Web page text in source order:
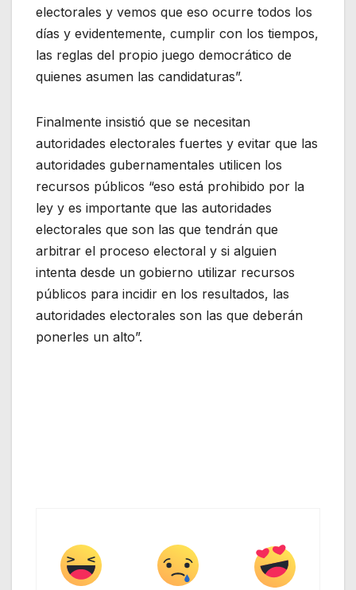
electorales y vemos que eso ocurre todos los
días y evidentemente, cumplir con los tiempos,
las reglas del propio juego democrático de
quienes asumen las candidaturas”.
Finalmente insistió que se necesitan
autoridades electorales fuertes y evitar que las
autoridades gubernamentales utilicen los
recursos públicos “eso está prohibido por la
ley y es importante que las autoridades
electorales que son las que tendrán que
arbitrar el proceso electoral y si alguien
intenta desde un gobierno utilizar recursos
públicos para incidir en los resultados, las
autoridades electorales son las que deberán
ponerles un alto”.